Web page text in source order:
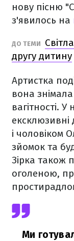
нову пісню
з'явилось на
ДО ТЕМИ
другу дитину
Артистка
вона
вагітності.
і чоловіком
зйомок та
Зірка також
оголеною,
Ми